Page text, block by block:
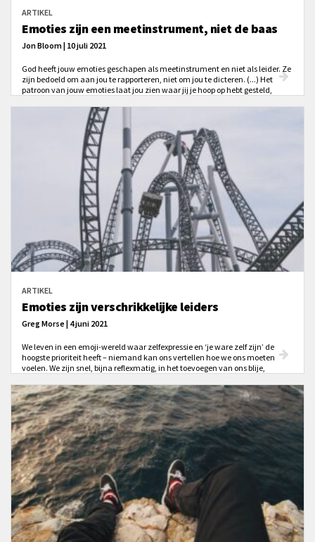
ARTIKEL
Emoties zijn een meetinstrument, niet de baas
Jon Bloom | 10 juli 2021
God heeft jouw emoties geschapen als meetinstrument en niet als leider. Ze
zijn bedoeld om aan jou te rapporteren, niet om jou te dicteren. (...) Het
patroon van jouw emoties laat jou zien waar jij je hoop op hebt gesteld,
ARTIKEL
Emoties zijn verschrikkelijke leiders
Greg Morse | 4 juni 2021
We leven in een emoji-wereld waar zelfexpressie en ‘je ware zelf zijn’ de
hoogste prioriteit heeft – niemand kan ons vertellen hoe we ons moeten
voelen. We zijn snel, bijna reflexmatig, in het toevoegen van ons blije,
comment. En in plaats van op de grond te kronkelen, vinden we het beter
om al onze emoties te uiten in plaats van achter te blijven en als ‘fake’ te
worden gezien. Dit is niet altijd zo geweest ... en: is het een goed idee?